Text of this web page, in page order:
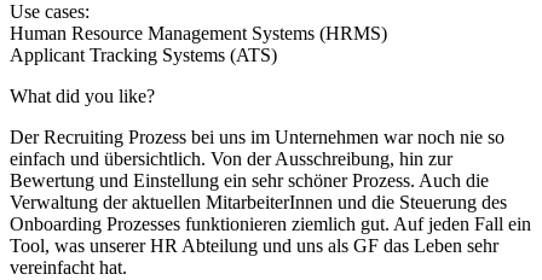
Use cases:
Human Resource Management Systems (HRMS)
Applicant Tracking Systems (ATS)
What did you like?
Der Recruiting Prozess bei uns im Unternehmen war noch nie so
einfach und übersichtlich. Von der Ausschreibung, hin zur
Bewertung und Einstellung ein sehr schöner Prozess. Auch die
Verwaltung der aktuellen MitarbeiterInnen und die Steuerung des
Onboarding Prozesses funktionieren ziemlich gut. Auf jeden Fall ein
Tool, was unserer HR Abteilung und uns als GF das Leben sehr
vereinfacht hat.